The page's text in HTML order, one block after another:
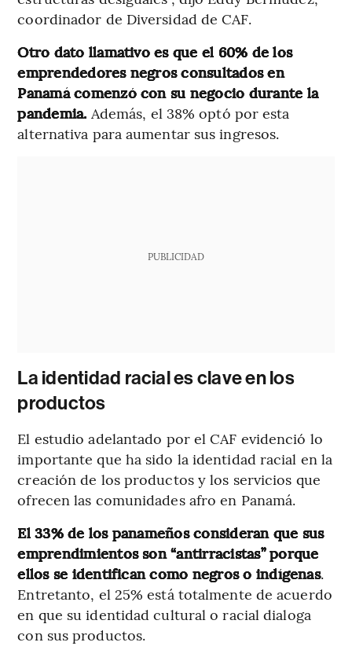
coordinador de Diversidad de CAF.
Otro dato llamativo es que el 60% de los
emprendedores negros consultados en
Panamá comenzó con su negocio durante la
pandemia. Además, el 38% optó por esta
alternativa para aumentar sus ingresos.
PUBLICIDAD
La identidad racial es clave en los
productos
El estudio adelantado por el CAF evidenció lo
importante que ha sido la identidad racial en la
creación de los productos y los servicios que
ofrecen las comunidades afro en Panamá.
El 33% de los panameños consideran que sus
emprendimientos son “antirracistas” porque
ellos se identifican como negros o indígenas.
Entretanto, el 25% está totalmente de acuerdo
en que su identidad cultural o racial dialoga
con sus productos.